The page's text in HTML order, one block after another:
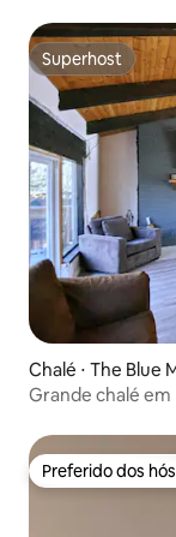
Superhost
Superhost
Chalé ⋅ The Blue
Grande chalé
Preferido dos
Preferido dos